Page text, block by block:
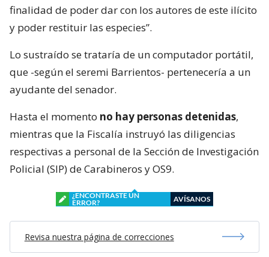
finalidad de poder dar con los autores de este ilícito
y poder restituir las especies”.
Lo sustraído se trataría de un computador portátil,
que -según el seremi Barrientos- pertenecería a un
ayudante del senador.
Hasta el momento no hay personas detenidas,
mientras que la Fiscalía instruyó las diligencias
respectivas a personal de la Sección de Investigación
Policial (SIP) de Carabineros y OS9.
¿ENCONTRASTE UN
ERROR?
AVÍSANOS
Revisa nuestra página de correcciones